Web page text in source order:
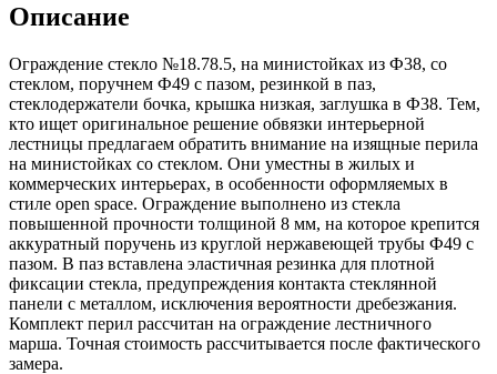
Описание
Ограждение стекло №18.78.5, на министойках из Ф38, со
стеклом, поручнем Ф49 с пазом, резинкой в паз,
стеклодержатели бочка, крышка низкая, заглушка в Ф38. Тем,
кто ищет оригинальное решение обвязки интерьерной
лестницы предлагаем обратить внимание на изящные перила
на министойках со стеклом. Они уместны в жилых и
коммерческих интерьерах, в особенности оформляемых в
стиле open space. Ограждение выполнено из стекла
повышенной прочности толщиной 8 мм, на которое крепится
аккуратный поручень из круглой нержавеющей трубы Ф49 с
пазом. В паз вставлена эластичная резинка для плотной
фиксации стекла, предупреждения контакта стеклянной
панели с металлом, исключения вероятности дребезжания.
Комплект перил рассчитан на ограждение лестничного
марша. Точная стоимость рассчитывается после фактического
замера.